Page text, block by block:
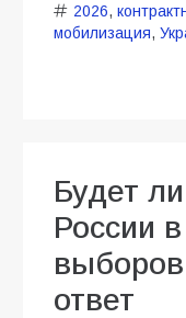
2026,
мобилизация,
Будет
России
ответ